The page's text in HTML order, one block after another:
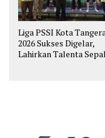
Liga PSSI Kota
2026 Sukses Digelar,
Lahirkan Talenta